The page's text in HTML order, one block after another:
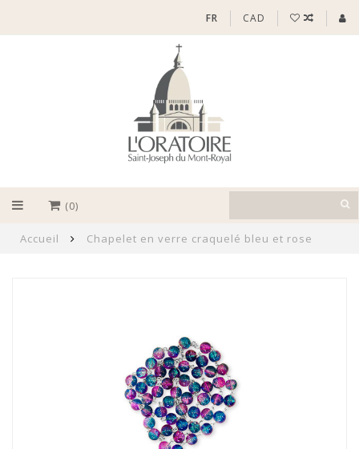
FR CAD
(0)
Accueil Chapelet en verre craquelé bleu et rose